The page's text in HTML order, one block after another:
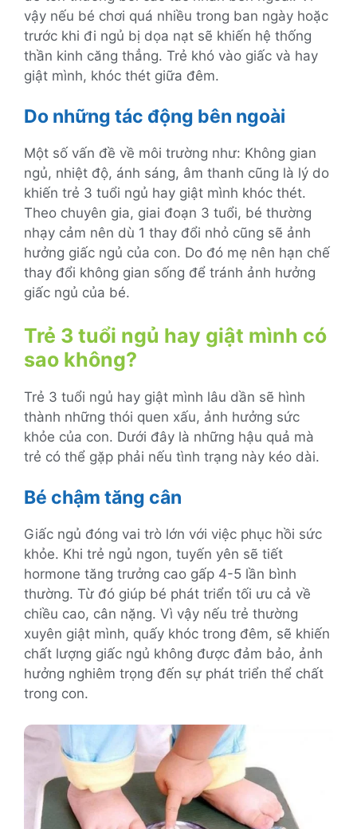
vậy nếu bé chơi quá nhiều trong ban ngày hoặc
trước khi đi ngủ bị dọa nạt sẽ khiến hệ thống
thần kinh căng thẳng. Trẻ khó vào giấc và hay
giật mình, khóc thét giữa đêm.
Do những tác động bên ngoài
Một số vấn đề về môi trường như: Không gian
ngủ, nhiệt độ, ánh sáng, âm thanh cũng là lý do
khiến trẻ 3 tuổi ngủ hay giật mình khóc thét.
Theo chuyên gia, giai đoạn 3 tuổi, bé thường
nhạy cảm nên dù 1 thay đổi nhỏ cũng sẽ ảnh
hưởng giấc ngủ của con. Do đó mẹ nên hạn chế
thay đổi không gian sống để tránh ảnh hưởng
giấc ngủ của bé.
Trẻ 3 tuổi ngủ hay giật mình có
sao không?
Trẻ 3 tuổi ngủ hay giật mình lâu dần sẽ hình
thành những thói quen xấu, ảnh hưởng sức
khỏe của con. Dưới đây là những hậu quả mà
trẻ có thể gặp phải nếu tình trạng này kéo dài.
Bé chậm tăng cân
Giấc ngủ đóng vai trò lớn với việc phục hồi sức
khỏe. Khi trẻ ngủ ngon, tuyến yên sẽ tiết
hormone tăng trưởng cao gấp 4-5 lần bình
thường. Từ đó giúp bé phát triển tối ưu cả về
chiều cao, cân nặng. Vì vậy nếu trẻ thường
xuyên giật mình, quấy khóc trong đêm, sẽ khiến
chất lượng giấc ngủ không được đảm bảo, ảnh
hưởng nghiêm trọng đến sự phát triển thể chất
trong con.